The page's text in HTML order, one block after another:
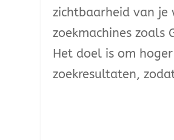
zichtbaarheid van je
zoekmachines zoals
Het doel is om
zoekresultaten,